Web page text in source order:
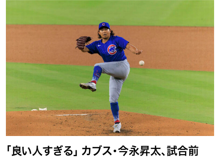
「良い人すぎる」 カブス・今永昇太、試合前